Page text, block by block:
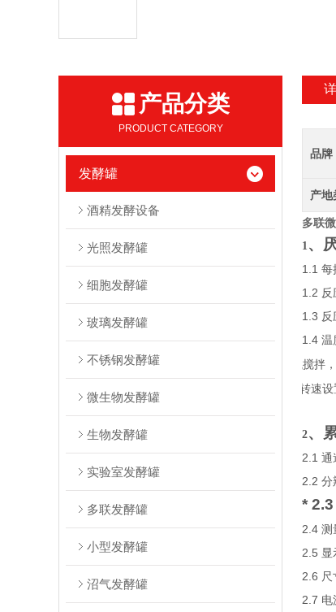
产品分类
PRODUCT CATEGORY
发酵罐
酒精发酵设备
光照发酵罐
细胞发酵罐
玻璃发酵罐
不锈钢发酵罐
微生物发酵罐
生物发酵罐
实验室发酵罐
多联发酵罐
小型发酵罐
沼气发酵罐
品牌
产地
多联
1、
1.1 每
1.2 反
1.3 反
1.4 温
物料混合：机械搅拌
转速
2、
2.1 通
2.2 分
* 2.3
2.4 测
2.5 显
2.6 尺
2.7 电